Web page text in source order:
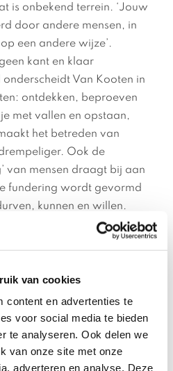
van cookies
content en advertenties te
voor social media te bieden
te analyseren. Ook delen we
van onze site met onze
adverteren en analyse. Deze
is onbekend terrein. ‘Jouw
door andere mensen, in
een andere wijze’.
kant en klaar
Van Kooten in
ontdekken, beproeven
met vallen en opstaan,
het betreden van
Ook de
van mensen draagt bij aan
fundering wordt gevormd
kunnen en willen.
hoofdstukken af met
verandercoach Amber
Daarbij gaat het om
voor een
Peer Gray zit